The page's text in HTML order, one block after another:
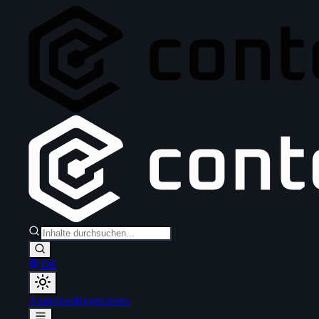
DE
AnmeldenRegistrieren